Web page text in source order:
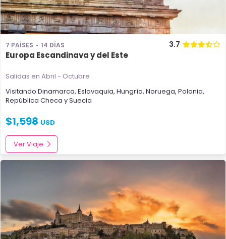
7 PAÍSES 14 DÍAS 3.7
Europa Escandinava y del Este
Salidas en Abril - Octubre
Visitando Dinamarca, Eslovaquia, Hungría, Noruega, Polonia,
República Checa ySuecia
$1,598 USD
Ver Viaje